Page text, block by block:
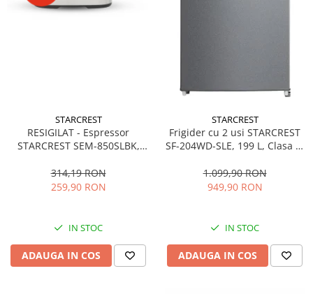
STARCREST
RESIGILAT - Espressor
STARCREST SEM-850SLBK,
detasabil 1.5L, dispozitiv
spumare, filtru dublu din
314,19 RON
259,90 RON
IN STOC
ADAUGA IN COS
STARCREST
Frigider cu 2 usi STARCREST
SF-204WD-SLE, 199 L, Clasa E,
Termostat Ajustabil, Usi
reversibile, H 143 cm, Argintiu
1.099,90 RON
949,90 RON
IN STOC
ADAUGA IN COS